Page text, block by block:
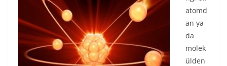
atomd
an ya
da
molek
ülden